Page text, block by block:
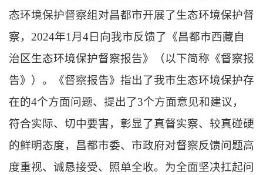
态环境保护督察组对昌都市开展了生态环境保护督
察，2024年1月4日向我市反馈了《昌都市西藏自
治区生态环境保护督察报告》（以下简称《督察报
告》）。《督察报告》指出了我市生态环境保护存
在的4个方面问题、提出了3个方面意见和建议，
符合实际、切中要害，彰显了真督实察、较真碰硬
的鲜明态度，昌都市委、市政府对督察反馈问题高
度重视、诚恳接受、照单全收。为全面坚决扛起问